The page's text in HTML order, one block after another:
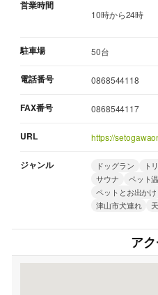
営業時間
10時から24時
駐車場 50台
電話番号 0868544118
FAX番号 0868544117
URL https://
ジャンル ドッグラン ト
サウナ
ペット
ペットとお出かけ
津山市犬連れ
ア